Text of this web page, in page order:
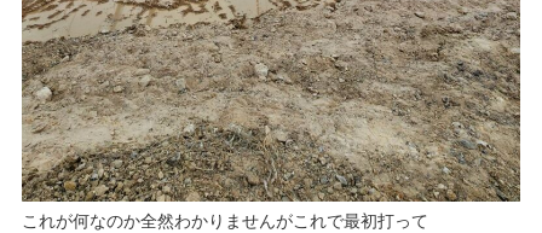
これが何なのか全然わかりませんがこれで最初打って